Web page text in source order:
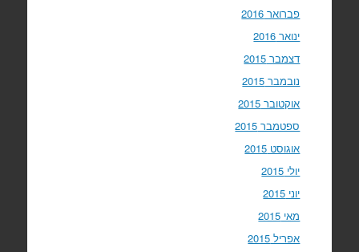
פברואר 2016
ינואר 2016
דצמבר 2015
נובמבר 2015
אוקטובר 2015
ספטמבר 2015
אוגוסט 2015
יולי 2015
יוני 2015
מאי 2015
אפריל 2015